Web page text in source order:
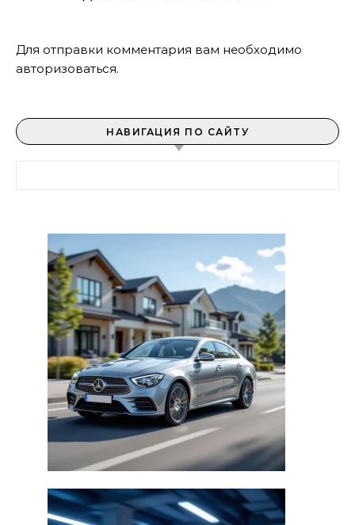
Для отправки комментария вам необходимо
авторизоваться.
НАВИГАЦИЯ ПО САЙТУ